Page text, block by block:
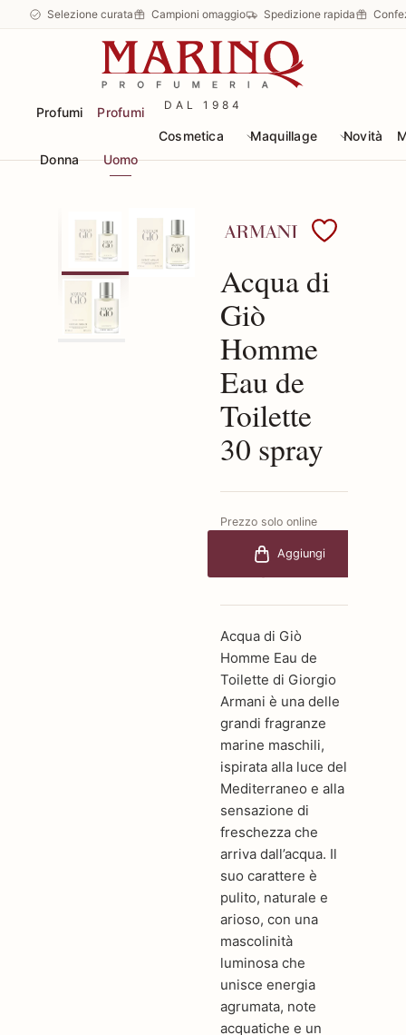
Selezione curata Campioni omaggio Spedizione rapida
DAL 1984
Profumi
Donna
Profumi
Uomo
Cosmetica Maquillage Novità
Scopri i prodotti
Acqua di
Giò
Homme
Eau de
Toilette
30 spray
Prezzo solo online
€59,10Aggiungi
Acqua di Giò
Homme Eau de
Toilette di Giorgio
Armani è una delle
grandi fragranze
marine maschili,
ispirata alla luce del
Mediterraneo e alla
sensazione di
freschezza che
arriva dall’acqua. Il
suo carattere è
pulito, naturale e
arioso, con una
mascolinità
luminosa che
unisce energia
agrumata, note
acquatiche e un